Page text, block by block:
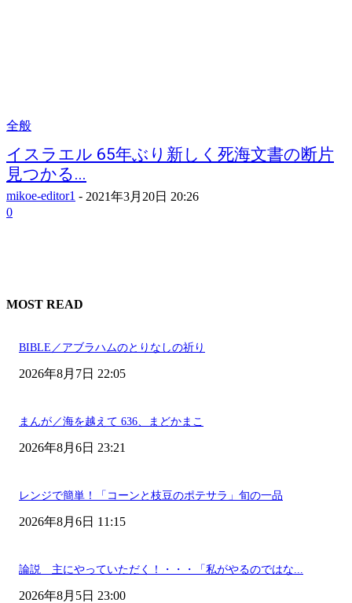
全般
イスラエル 65年ぶり新しく死海文書の断片
見つかる...
mikoe-editor1 - 2021年3月20日 20:26
0
MOST READ
BIBLE／アブラハムのとりなしの祈り
2026年8月7日 22:05
まんが／海を越えて 636、まどかまこ
2026年8月6日 23:21
レンジで簡単！「コーンと枝豆のポテサラ」旬の一品
2026年8月6日 11:15
論説 主にやっていただく！・・・「私がやるのではな...
2026年8月5日 23:00